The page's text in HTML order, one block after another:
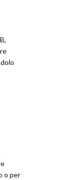
o per